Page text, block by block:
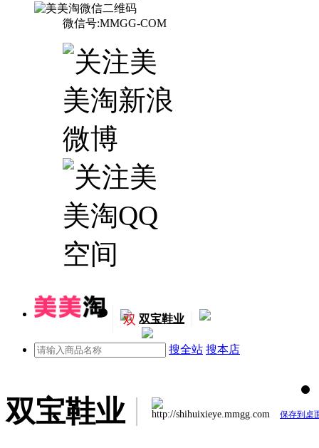
微信号:MMGG-COM
双 双宝鞋业
搜全站 搜本店
双宝鞋业 http://shihuixieye.mmgg.com 保存到桌